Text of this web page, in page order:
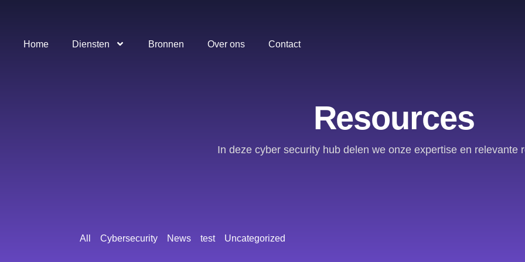
Home Diensten Bronnen Over ons Contact
Resources
In deze cyber security hub delen we onze expertise en relevante
Cybersecurity News test Uncategorized
All